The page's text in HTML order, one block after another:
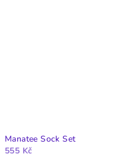
Manatee Sock Set
555 Kč